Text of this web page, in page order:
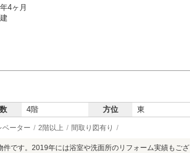
4ヶ月
4階 方位 東
ベーター 2階以上 間取り図有り
です。2019年には浴室や洗面所のリフォーム実績もござ